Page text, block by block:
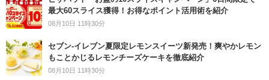
最大60スライス獲得！お得なポイント活用術を紹介
08月10日 11時30分
セブン‐イレブン夏限定レモンスイーツ新発売！爽やかレモン
もことかじるレモンチーズケーキを徹底紹介
08月10日 11時30分